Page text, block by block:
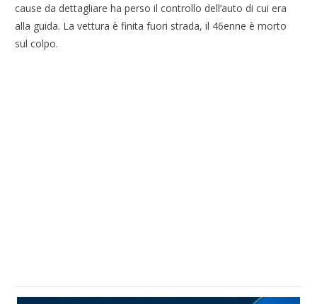
cause da dettagliare ha perso il controllo dell’auto di cui era
alla guida. La vettura è finita fuori strada, il 46enne è morto
sul colpo.